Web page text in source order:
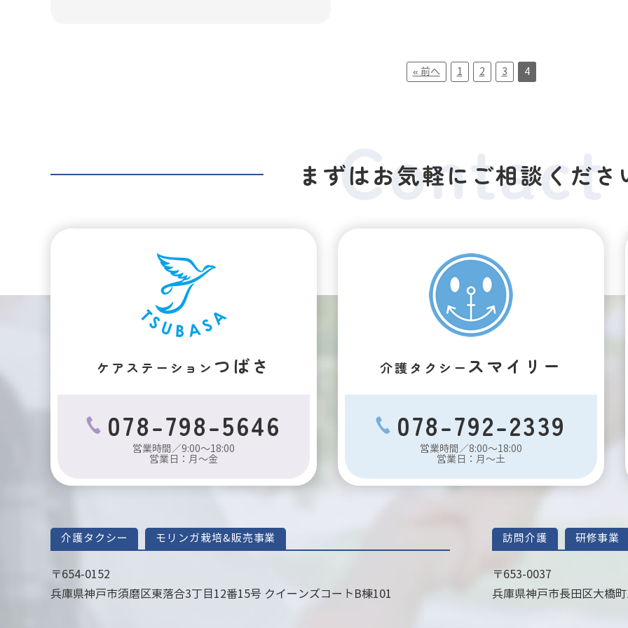
« 前へ 1 2 3 4
まずはお気軽にご相談くださ
ケアステーション つばさ
078-798-5646
営業時間／9:00～18:00
営業日：月～金
介護タクシー スマイリー
078-792-2339
営業時間／8:00～18:00
営業日：月～土
介護タクシー モリンガ栽培&販売事業
〒654-0152
兵庫県神戸市須磨区東落合3丁目12番15号 クイーンズコートB棟101
訪問介護 研修事業
〒653-0037
兵庫県神戸市長田区大橋